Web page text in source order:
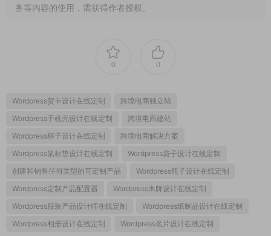
务等内容的使用，需获得作者授权。
0 0
Wordpress贺卡设计在线定制
跨境电商独立站
Wordpress手机壳设计在线定制
跨境电商建站
Wordpress杯子设计在线定制
跨境电商解决方案
Wordpress鼠标垫设计在线定制
Wordpress袋子设计在线定制
创建和销售任何类型的可定制产品
Wordpress瓶子设计在线定制
Wordpress定制产品配置器
Wordpress木牌设计在线定制
Wordpress服装产品设计师在线定制
Wordpress纸制品设计在线定制
Wordpress相册设计在线定制
Wordpress名片设计在线定制